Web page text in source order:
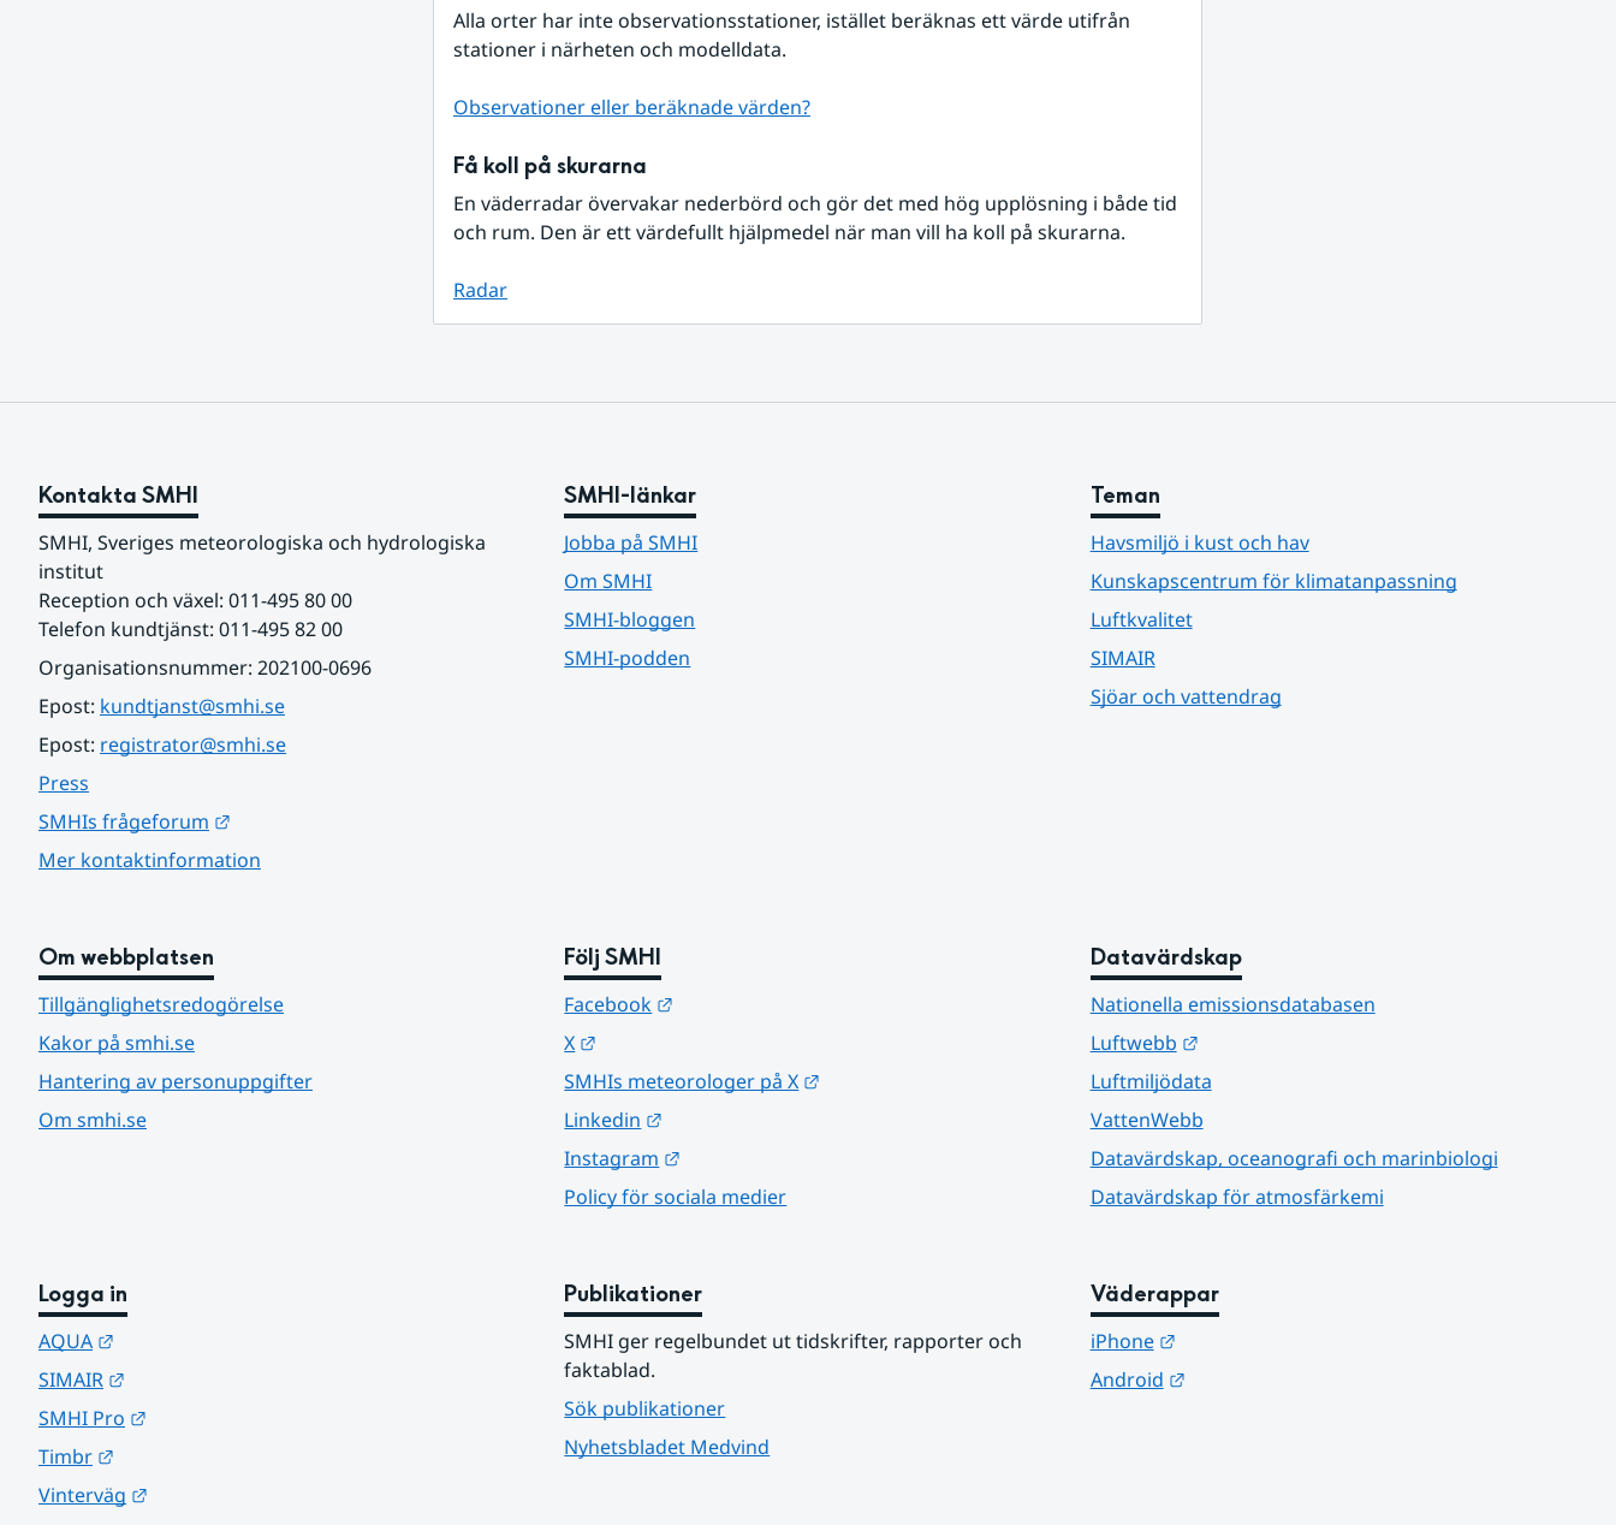
Alla orter har inte observationsstationer, istället beräknas ett värde utifrån
stationer i närheten och modelldata.
Observationer eller beräknade värden?
Få koll på skurarna
En väderradar övervakar nederbörd och gör det med hög upplösning i både tid
och rum. Den är ett värdefullt hjälpmedel när man vill ha koll på skurarna.
Radar
Kontakta SMHI
SMHI, Sveriges meteorologiska och hydrologiska
institut
Reception och växel: 011-495 80 00
Telefon kundtjänst: 011-495 82 00
Organisationsnummer: 202100-0696
Epost: kundtjanst@smhi.se
Epost: registrator@smhi.se
Press
SMHIs frågeforum
Mer kontaktinformation
SMHI-länkar
Jobba på SMHI
Om SMHI
SMHI-bloggen
SMHI-podden
Teman
Havsmiljö i kust och hav
Kunskapscentrum för klimatanpassning
Luftkvalitet
SIMAIR
Sjöar och vattendrag
Om webbplatsen
Tillgänglighetsredogörelse
Kakor på smhi.se
Hantering av personuppgifter
Om smhi.se
Följ SMHI
Facebook
X
SMHIs meteorologer på X
Linkedin
Instagram
Policy för sociala medier
Datavärdskap
Nationella emissionsdatabasen
Luftwebb
Länk till annan webbplats.
Luftmiljödata
VattenWebb
Datavärdskap, oceanografi och marinbiologi
Datavärdskap för atmosfärkemi
Logga in
AQUA
SIMAIR
SMHI Pro
Timbr
Vinterväg
Publikationer
SMHI ger regelbundet ut tidskrifter, rapporter och
faktablad.
Sök publikationer
Nyhetsbladet Medvind
Väderappar
iPhone
Länk till annan webbplats.
Android
Länk till annan webbplats.